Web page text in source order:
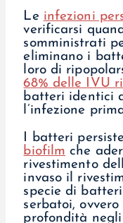
Le infezioni
verificarsi
somministrati
eliminano i
loro di
68% delle IVU
batteri identici
l’infezione
I batteri
biofilm che
rivestimento
invaso il
specie di
serbatoi,
profondità